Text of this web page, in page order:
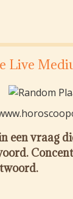
Live
een vraag